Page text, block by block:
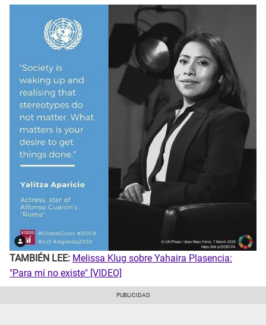
TAMBIÉN LEE: Melissa Klug sobre Yahaira Plasencia:
"Para mí no existe" [VIDEO]